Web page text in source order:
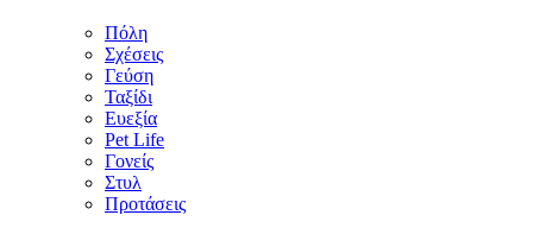
Πόλη
Σχέσεις
Γεύση
Ταξίδι
Ευεξία
Pet Life
Γονείς
Στυλ
Προτάσεις